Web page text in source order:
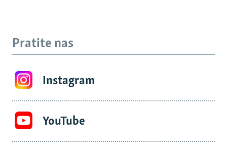
Pratite nas
Instagram
YouTube